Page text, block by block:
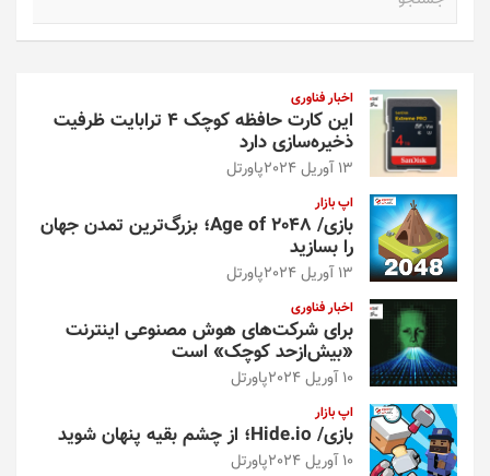
اخبار فناوری
این کارت حافظه کوچک ۴ ترابایت ظرفیت
ذخیره‌سازی دارد
13 آوریل 2024 پاورتل
اپ بازار
بازی/ Age of 2048؛ بزرگ‌ترین تمدن جهان
را بسازید
13 آوریل 2024 پاورتل
اخبار فناوری
برای شرکت‌های هوش مصنوعی اینترنت
«بیش‌از‌حد کوچک» است
10 آوریل 2024 پاورتل
اپ بازار
بازی/ Hide.io؛ از چشم بقیه پنهان شوید
10 آوریل 2024 پاورتل